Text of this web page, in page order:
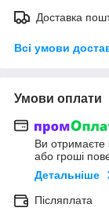
Доставка
Всі умови
Умови оплати
Ви отримаєте
або гроші
Детальніше
Післяплата